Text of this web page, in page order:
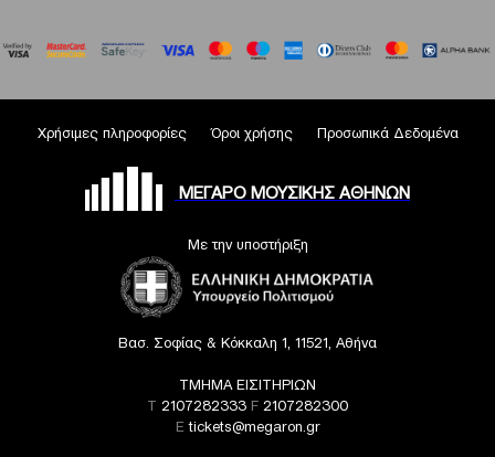
Χρήσιμες πληροφορίες Όροι χρήσης Προσωπικά Δεδομένα
ΜΕΓΑΡΟ ΜΟΥΣΙΚΗΣ ΑΘΗΝΩΝ
Με την υποστήριξη
Βασ. Σοφίας & Κόκκαλη 1, 11521, Αθήνα
ΤΜΗΜΑ ΕΙΣΙΤΗΡΙΩΝ
T 2107282333 F 2107282300
Etickets@megaron.gr